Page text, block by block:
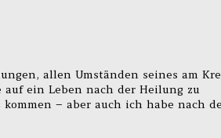
allen Umständen seines am
ein Leben nach der Heilung zu
– aber auch ich habe nach